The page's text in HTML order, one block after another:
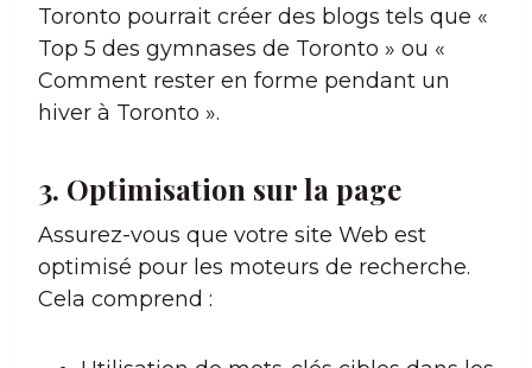
Toronto pourrait créer des blogs tels que «
Top 5 des gymnases de Toronto » ou «
Comment rester en forme pendant un
hiver à Toronto ».
3. Optimisation sur la page
Assurez-vous que votre site Web est
optimisé pour les moteurs de recherche.
Cela comprend :